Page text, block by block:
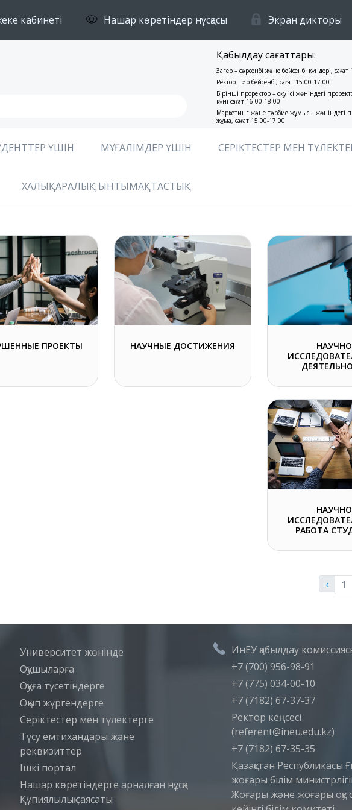
кабинеті Нашар көретіндер нұсқасы Экран дикторы
Қабылдау сағаттары:
Заңгер – сәрсенбі және бейсенбі күндері,
Ректор – әр бейсенбі, сағат 15:00-17:00
Бірінші проректор – оқу ісі жөніндегі
күні сағат 16:00-18:00
Маркетинг және тәрбие жұмысы жөніндегі
жұма, сағат 15:00-17:00
ҮШІН МҰҒАЛІМДЕР ҮШІН СЕРІКТЕСТЕР МЕН
ХАЛЫҚАРАЛЫҚ ЫНТЫМАҚТАСТЫҚ
ПРОЕКТЫ НАУЧНЫЕ ДОСТИЖЕНИЯ
РАБОТА
‹ 1
Университет жөнінде
Оқушыларға
Оқуға түсетіндерге
Оқып жүргендерге
Серіктестер мен түлектерге
Түсу емтихандары және
реквизиттер
Iшкi портал
Нашар көретіндерге арналған нұсқа
Құпиялылық саясаты
ИнЕУ қабылдау
+7 (700) 956-98-91
+7 (775) 034-00-10
+7 (7182) 67-37-37
Ректор кеңсесі
(referent@ineu.edu.kz)
+7 (7182) 67-35-35
Қазақстан
жоғары білім
Жоғары және жоғары оқу